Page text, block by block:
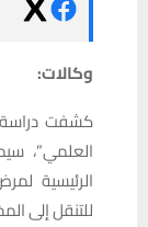
وكالات:
كشفت دراسة
العلمي”،
الرئيسية
للتنقل إلى